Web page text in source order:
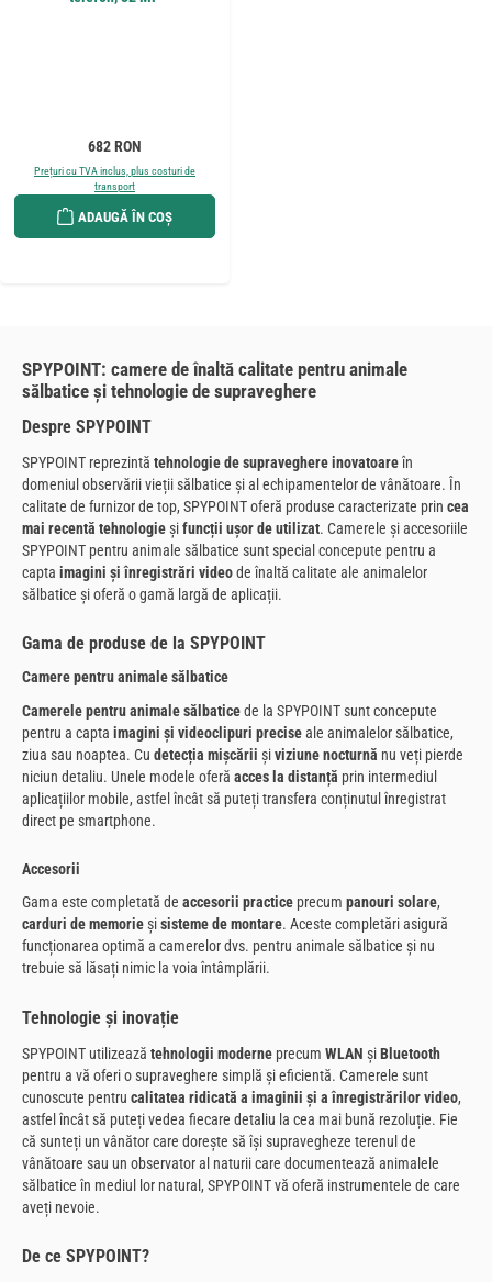
Preț obișnuit:
682 RON
Prețuri cu TVA inclus, plus costuri de
transport
ADAUGĂ ÎN COȘ
SPYPOINT: camere de înaltă calitate pentru animale
sălbatice și tehnologie de supraveghere
Despre SPYPOINT
SPYPOINT reprezintă tehnologie de supraveghere inovatoareîn
domeniul observării vieții sălbatice și al echipamentelor de vânătoare. În
calitate de furnizor de top, SPYPOINT oferă produse caracterizate prin cea
mai recentă tehnologieșifuncții ușor de utilizat. Camerele și accesoriile
SPYPOINT pentru animale sălbatice sunt special concepute pentru a
capta imagini și înregistrări videode înaltă calitate ale animalelor
sălbatice și oferă o gamă largă de aplicații.
Gama de produse de la SPYPOINT
Camere pentru animale sălbatice
Camerele pentru animale sălbaticede la SPYPOINT sunt concepute
pentru a capta imagini și videoclipuri preciseale animalelor sălbatice,
ziua sau noaptea. Cu detecția mișcării șiviziune nocturnă nu veți pierde
niciun detaliu. Unele modele oferă acces la distanță prin intermediul
aplicațiilor mobile, astfel încât să puteți transfera conținutul înregistrat
direct pe smartphone.
Accesorii
Gama este completată de accesorii practice precum panouri solare,
carduri de memorieșisisteme de montare. Aceste completări asigură
funcționarea optimă a camerelor dvs. pentru animale sălbatice și nu
trebuie să lăsați nimic la voia întâmplării.
Tehnologie și inovație
SPYPOINT utilizează tehnologii moderne precum WLAN șiBluetooth
pentru a vă oferi o supraveghere simplă și eficientă. Camerele sunt
cunoscute pentru calitatea ridicată a imaginii și a înregistrărilor video,
astfel încât să puteți vedea fiecare detaliu la cea mai bună rezoluție. Fie
că sunteți un vânător care dorește să își supravegheze terenul de
vânătoare sau un observator al naturii care documentează animalele
sălbatice în mediul lor natural, SPYPOINT vă oferă instrumentele de care
aveți nevoie.
De ce SPYPOINT?